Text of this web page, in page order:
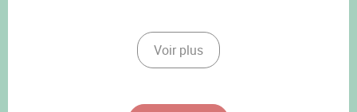
Voir plus